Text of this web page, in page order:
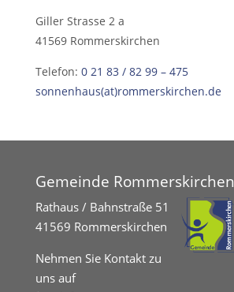
Giller Strasse 2 a
41569 Rommerskirchen
Telefon: 0 21 83 / 82 99 – 475
sonnenhaus(at)rommerskirchen.de
Gemeinde Rommerskirchen
Rathaus / Bahnstraße 51
41569 Rommerskirchen
Nehmen Sie Kontakt zu
uns auf